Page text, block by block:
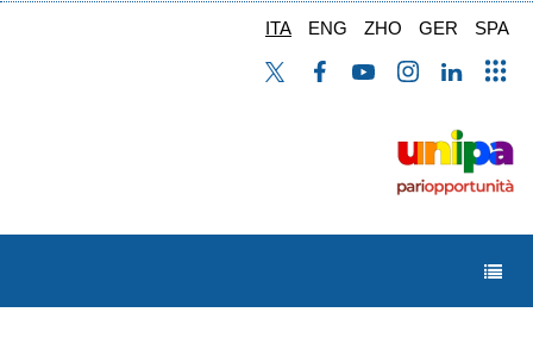
ITA ENG ZHO GER SPA